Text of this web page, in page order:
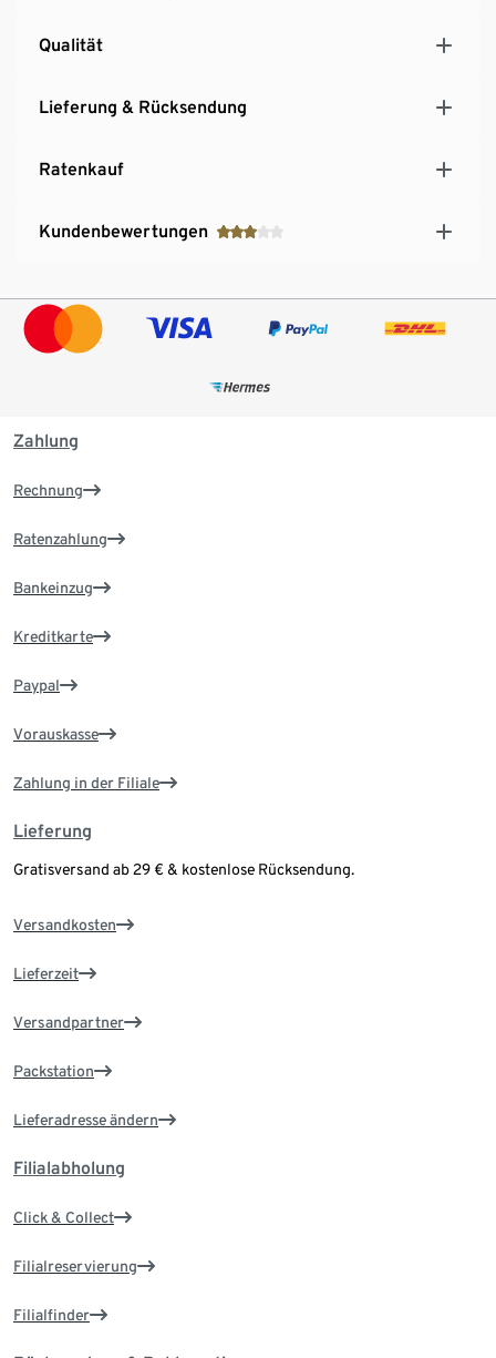
Qualität
Lieferung & Rücksendung
Ratenkauf
Kundenbewertungen
Zahlung
Rechnung
Ratenzahlung
Bankeinzug
Kreditkarte
Paypal
Vorauskasse
Zahlung in der Filiale
Lieferung
Gratisversand ab 29 € & kostenlose Rücksendung.
Versandkosten
Lieferzeit
Versandpartner
Packstation
Lieferadresse ändern
Filialabholung
Click & Collect
Filialreservierung
Filialfinder